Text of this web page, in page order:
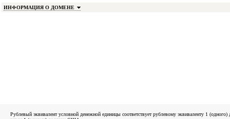
ИНФОРМАЦИЯ О ДОМЕНЕ
Рублевый эквивалент условной денежной единицы соответствует рублевому эквиваленту 1